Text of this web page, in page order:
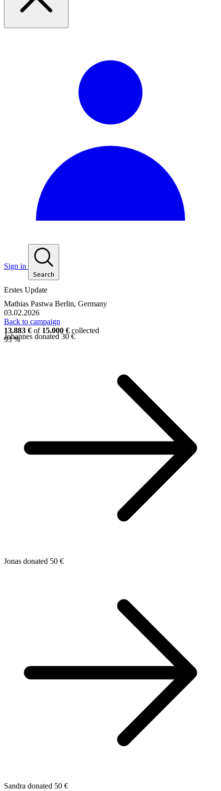
Sign in
Search
Erstes Update
Mathias Pastwa Berlin, Germany
03.02.2026
Back to campaign
13.883 € of 15.000 € collected
93 %
Johannes donated 30 €
Jonas donated 50 €
Sandra donated 50 €